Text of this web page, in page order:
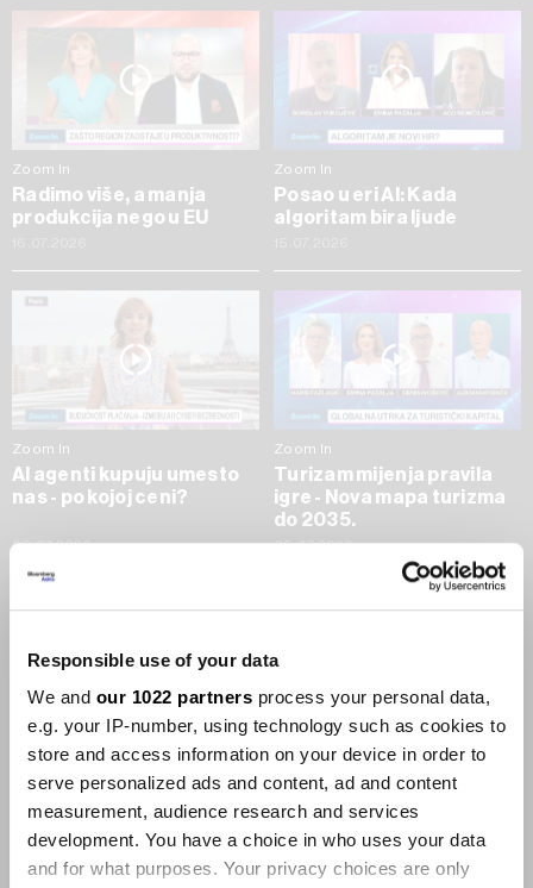
Responsible use of your data
We and our 1022 partners process your personal data,
e.g. your IP-number, using technology such as cookies to
store and access information on your device in order to
serve personalized ads and content, ad and content
measurement, audience research and services
development. You have a choice in who uses your data
and for what purposes. Your privacy choices are only
Zoom In
Radimo više, a manja
produkcija nego u EU
Zoom In
Posao u eri AI: Kada
algoritam bira ljude
Zoom In
AI agenti kupuju umesto
nas - po kojoj ceni?
09.07.2026
Zoom In
Turizam mijenja pravila
igre - Nova mapa turizma
do 2035.
09.07.2026
SVE VIJESTI IZ RUBRIKE ZOOM IN
Businessweek Adria
Korisnici GLP-1 lijekova mršave,
ekonomija se deblja
Visok trošak selidbe kompanija iz Kine